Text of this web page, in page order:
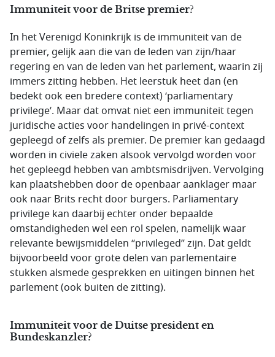
Immuniteit voor de Britse premier?
In het Verenigd Koninkrijk is de immuniteit van de
premier, gelijk aan die van de leden van zijn/haar
regering en van de leden van het parlement, waarin zij
immers zitting hebben. Het leerstuk heet dan (en
bedekt ook een bredere context) ‘parliamentary
privilege’. Maar dat omvat niet een immuniteit tegen
juridische acties voor handelingen in privé-context
gepleegd of zelfs als premier. De premier kan gedaagd
worden in civiele zaken alsook vervolgd worden voor
het gepleegd hebben van ambtsmisdrijven. Vervolging
kan plaatshebben door de openbaar aanklager maar
ook naar Brits recht door burgers. Parliamentary
privilege kan daarbij echter onder bepaalde
omstandigheden wel een rol spelen, namelijk waar
relevante bewijsmiddelen “privileged” zijn. Dat geldt
bijvoorbeeld voor grote delen van parlementaire
stukken alsmede gesprekken en uitingen binnen het
parlement (ook buiten de zitting).
Immuniteit voor de Duitse president en
Bundeskanzler?